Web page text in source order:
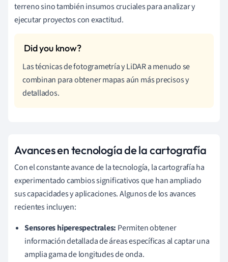
terreno sino también insumos cruciales para analizar y
ejecutar proyectos con exactitud.
Las técnicas de fotogrametría y LiDAR a menudo se
combinan para obtener mapas aún más precisos y
detallados.
Avances en tecnología de la cartografía
Con el constante avance de la tecnología, la cartografía ha
experimentado cambios significativos que han ampliado
sus capacidades y aplicaciones. Algunos de los avances
recientes incluyen:
Sensores hiperespectrales: Permiten obtener
información detallada de áreas específicas al captar una
amplia gama de longitudes de onda.